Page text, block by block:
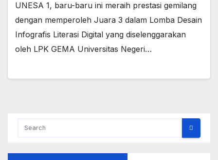
UNESA 1, baru-baru ini meraih prestasi gemilang
dengan memperoleh Juara 3 dalam Lomba Desain
Infografis Literasi Digital yang diselenggarakan
oleh LPK GEMA Universitas Negeri…